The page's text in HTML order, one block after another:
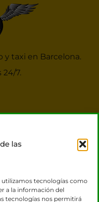
las
utilizamos tecnologías como
a la información del
tecnologías nos permitirá
y taxi en Barcelona.
24/7.